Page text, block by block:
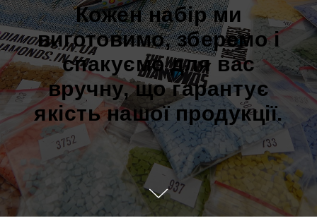
Кожен набір ми
виготовимо, зберемо і
спакуємо для вас
вручну, що гарантує
якість нашої продукції.